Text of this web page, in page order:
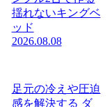
揺れないキングベ
ッド
2026.08.08
足元の冷えや圧迫
感を解決する ダ